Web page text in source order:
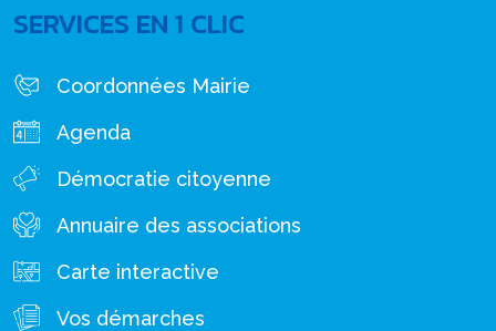
SERVICES EN 1 CLIC
Coordonnées Mairie
Agenda
Démocratie citoyenne
Annuaire des associations
Carte interactive
Vos démarches